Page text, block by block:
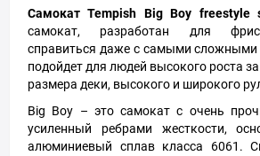
СамокатTempish Big Boy freestyle
самокат, разработан для
справиться даже с самыми
подойдет для людей высокого роста
размера деки, высокого и широкого
Big Boy – это самокат с очень
усиленный ребрами жесткости,
алюминиевый сплав класса 6061.